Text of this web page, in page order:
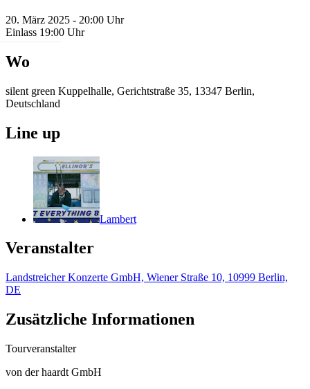
20. März 2025 - 20:00 Uhr
Einlass 19:00 Uhr
Wo
silent green Kuppelhalle, Gerichtstraße 35, 13347 Berlin,
Deutschland
Line up
Lambert
Veranstalter
Landstreicher Konzerte GmbH, Wiener Straße 10, 10999 Berlin,
DE
Zusätzliche Informationen
Tourveranstalter
von der haardt GmbH